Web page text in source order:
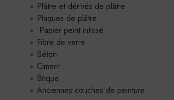
Plâtre et dérivés de plâtre
Plaques de plâtre
Papier peint intissé
Fibre de verre
Béton
Ciment
Brique
Anciennes couches de peinture